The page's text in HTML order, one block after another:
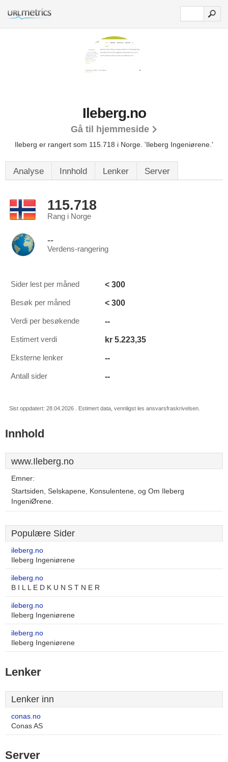
Ileberg.no
Gå til hjemmeside
Ileberg er rangert som 115.718 i Norge. 'Ileberg Ingeniørene.'
Analyse Innhold Lenker Server
115.718
Rang i Norge
--
Verdens-rangering
Sider lest per måned < 300
Besøk per måned < 300
Verdi per besøkende --
Estimert verdi kr 5.223,35
Eksterne lenker --
Antall sider --
Sist oppdatert: 28.04.2026 . Estimert data, vennligst les ansvarsfraskrivelsen.
Innhold
www.Ileberg.no
Emner:
Startsiden, Selskapene, Konsulentene, og Om Ileberg
IngeniØrene.
Populære Sider
ileberg.no
Ileberg Ingeniørene
ileberg.no
B I L L E D K U N S T N E R
ileberg.no
Ileberg Ingeniørene
ileberg.no
Ileberg Ingeniørene
Lenker
Lenker inn
conas.no
Conas AS
Server